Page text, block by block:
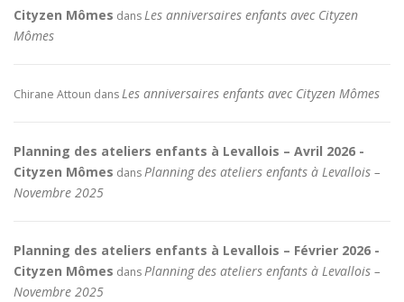
Cityzen Mômes dansLes anniversaires enfants avec Cityzen
Mômes
Chirane Attoun dansLes anniversaires enfants avec Cityzen Mômes
Planning des ateliers enfants à Levallois – Avril 2026 -
Cityzen Mômes dansPlanning des ateliers enfants à Levallois –
Novembre 2025
Planning des ateliers enfants à Levallois – Février 2026 -
Cityzen Mômes dansPlanning des ateliers enfants à Levallois –
Novembre 2025